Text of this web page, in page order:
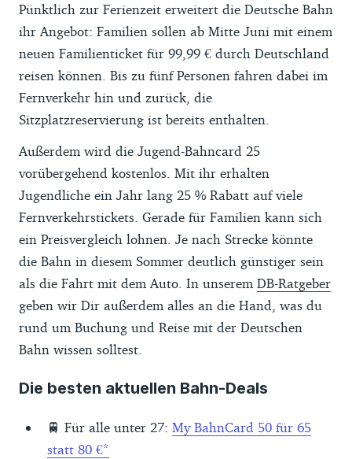
Pünktlich zur Ferienzeit erweitert die Deutsche Bahn
ihr Angebot: Familien sollen ab Mitte Juni mit einem
neuen Familienticket für 99,99 € durch Deutschland
reisen können. Bis zu fünf Personen fahren dabei im
Fernverkehr hin und zurück, die
Sitzplatzreservierung ist bereits enthalten.
Außerdem wird die Jugend-Bahncard 25
vorübergehend kostenlos. Mit ihr erhalten
Jugendliche ein Jahr lang 25 % Rabatt auf viele
Fernverkehrstickets. Gerade für Familien kann sich
ein Preisvergleich lohnen. Je nach Strecke könnte
die Bahn in diesem Sommer deutlich günstiger sein
als die Fahrt mit dem Auto. In unserem DB-Ratgeber
geben wir Dir außerdem alles an die Hand, was du
rund um Buchung und Reise mit der Deutschen
Bahn wissen solltest.
Die besten aktuellen Bahn-Deals
🚆 Für alle unter 27: My BahnCard 50 für 65
statt 80 €